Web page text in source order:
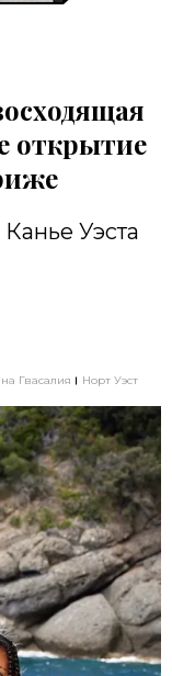
открытие
Уэста
Гвасалия Норт Уэст